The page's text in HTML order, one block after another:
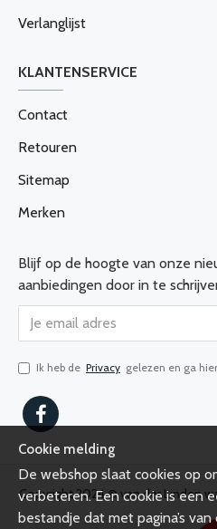
Verlanglijst
KLANTENSERVICE
Contact
Retouren
Sitemap
Merken
Blijf op de hoogte van onze
aanbiedingen door in te
Ik heb de Privacy gelezen en ga
Copyright 2024 © van der Linden
Cookie melding
De webshop slaat cookies op
verbeteren. Een cookie is een
bestandje dat met pagina’s